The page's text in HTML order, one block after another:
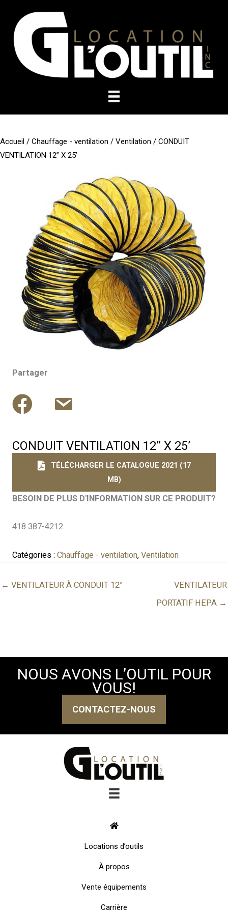
contenu
Accueil / Chauffage - ventilation / Ventilation / CONDUIT
VENTILATION 12” X 25’
Partager
CONDUIT VENTILATION 12” X 25’
TÉLÉCHARGER LE CATALOGUE 2021 (17
MB)
BESOIN DE PLUS D'INFORMATION SUR CE PRODUIT?
418 387-4212
Catégories : Chauffage - ventilation, Ventilation
← VENTILATEUR À CONDUIT 12”
VENTILATEUR
PORTATIF HEPA →
NOUS AVONS L’OUTIL POUR
VOUS!
CONTACTEZ-NOUS
Locations d’outils
À propos
Vente équipements
Carrière